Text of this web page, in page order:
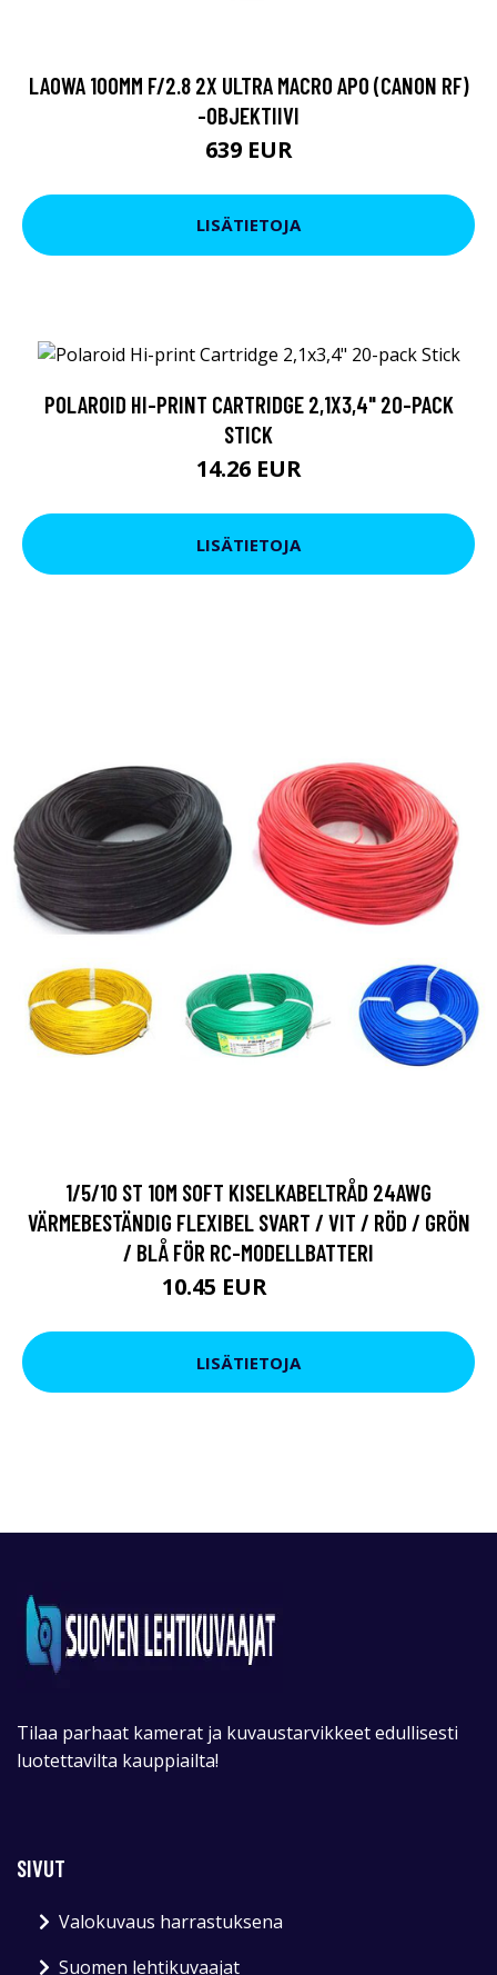
LAOWA 100MM F/2.8 2X ULTRA MACRO APO (CANON RF)
-OBJEKTIIVI
639 EUR
LISÄTIETOJA
POLAROID HI-PRINT CARTRIDGE 2,1X3,4" 20-PACK
STICK
14.26 EUR
LISÄTIETOJA
1/5/10 ST 10M SOFT KISELKABELTRÅD 24AWG
VÄRMEBESTÄNDIG FLEXIBEL SVART / VIT / RÖD / GRÖN
/ BLÅ FÖR RC-MODELLBATTERI
10.45 EUR
LISÄTIETOJA
Tilaa parhaat kamerat ja kuvaustarvikkeet edullisesti
luotettavilta kauppiailta!
SIVUT
Valokuvaus harrastuksena
Suomen lehtikuvaajat